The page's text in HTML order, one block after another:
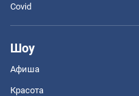
Covid
Шоу
Афиша
Красота